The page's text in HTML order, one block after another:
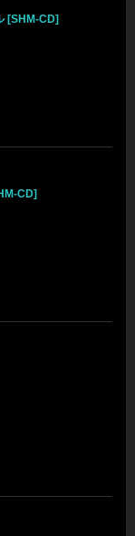
[SHM-CD]
CD]